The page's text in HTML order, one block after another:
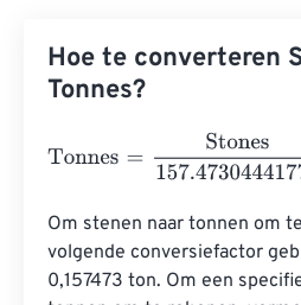
Hoe te converteren
Tonnes?
Tonnes
Om stenen naar tonnen om
volgende conversiefactor
0,157473 ton. Om een